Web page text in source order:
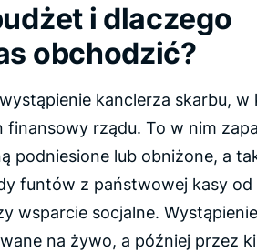
i dlaczego
obchodzić?
kanclerza skarbu,
finansowy rządu. To w nim
podniesione lub obniżone, a
funtów z państwowej kasy od
wsparcie socjalne.
na żywo, a później przez